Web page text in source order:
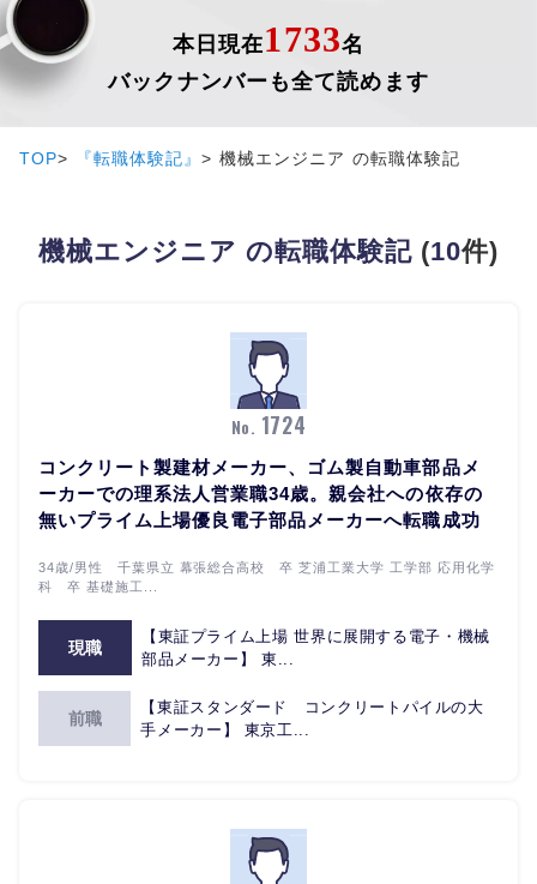
本日現在1733名
バックナンバーも全て読めます
TOP 『転職体験記』 機械エンジニア の転職体験記
機械エンジニア の転職体験記 (10件)
No. 1724
コンクリート製建材メーカー、ゴム製自動車部品メ
ーカーでの理系法人営業職34歳。親会社への依存の
無いプライム上場優良電子部品メーカーへ転職成功
34歳/男性 千葉県立 幕張総合高校 卒 芝浦工業大学 工学部 応用化学
科 卒 基礎施工...
現職
【東証プライム上場 世界に展開する電子・機械
部品メーカー】 東...
前職
【東証スタンダード コンクリートパイルの大
手メーカー】 東京工...